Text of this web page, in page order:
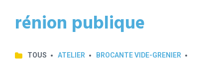
rénion publique
TOUS ATELIER
BROCANTE VIDE-GRENIER